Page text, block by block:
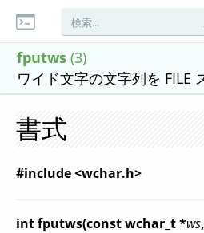
fputws (3)
ワイド文字の文字列を FILE
書式
#include <wchar.h>
int fputws(const wchar_t *ws